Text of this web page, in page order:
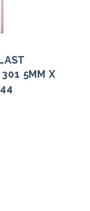
5MM X